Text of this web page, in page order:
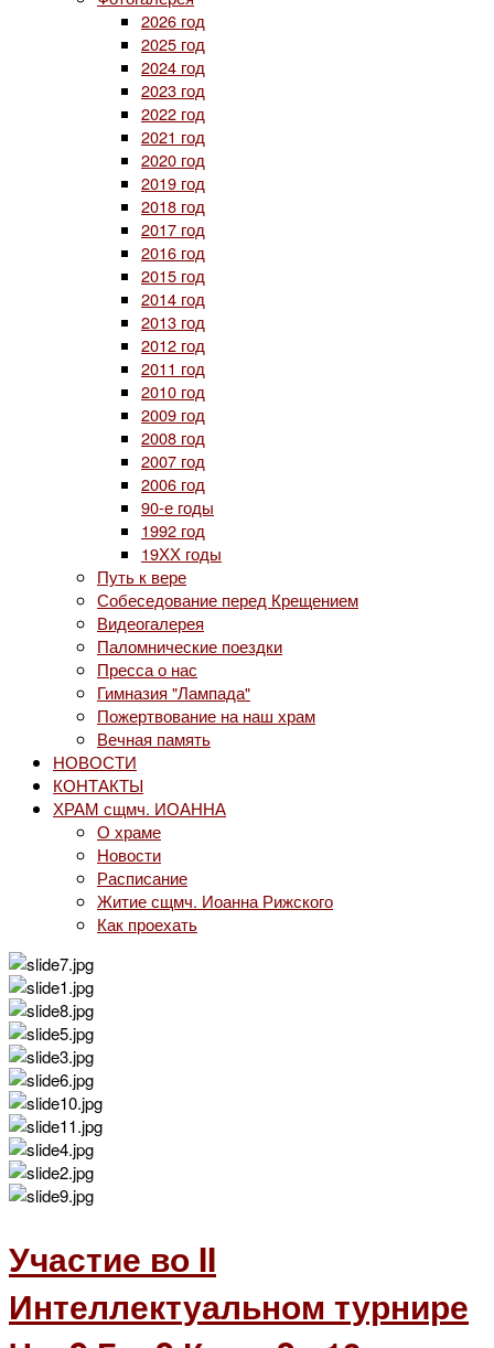
2026 год
2025 год
2024 год
2023 год
2022 год
2021 год
2020 год
2019 год
2018 год
2017 год
2016 год
2015 год
2014 год
2013 год
2012 год
2011 год
2010 год
2009 год
2008 год
2007 год
2006 год
90-е годы
1992 год
19ХХ годы
Путь к вере
Собеседование перед Крещением
Видеогалерея
Паломнические поездки
Пресса о нас
Гимназия "Лампада"
Пожертвование на наш храм
Вечная память
НОВОСТИ
КОНТАКТЫ
ХРАМ сщмч. ИОАННА
О храме
Новости
Расписание
Житие сщмч. Иоанна Рижского
Как проехать
Участие во II
Интеллектуальном турнире